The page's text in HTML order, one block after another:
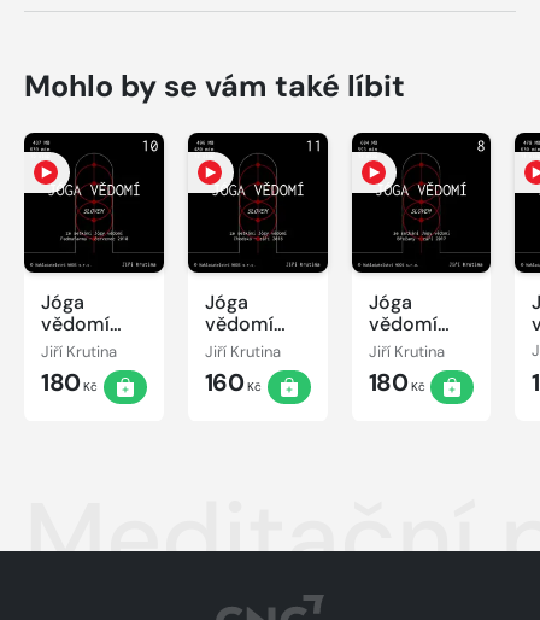
Mohlo by se vám také líbit
Jóga
vědomí
slovem 10
Jiří Krutina
180Kč
Jóga
vědomí
slovem 11
Jiří Krutina
160Kč
Jóga
vědomí
slovem 8
Jiří Krutina
180Kč
Meditační